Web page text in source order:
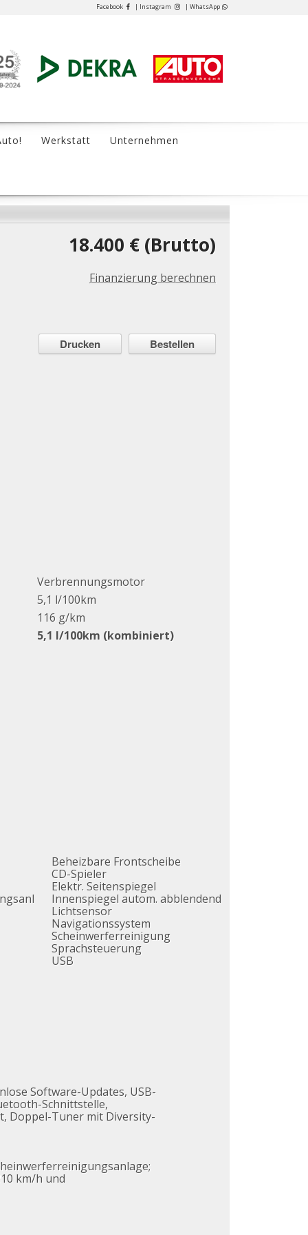
Facebook | Instagram | WhatsApp
Werkstatt Unternehmen
18.400 € (Brutto)
Finanzierung berechnen
Drucken Bestellen
Verbrennungsmotor
5,1 l/100km
116 g/km
5,1 l/100km (kombiniert)
Beheizbare Frontscheibe
CD-Spieler
Elektr. Seitenspiegel
Innenspiegel autom. abblendend
Lichtsensor
Navigationssystem
Scheinwerferreinigung
Sprachsteuerung
USB
Software-Updates, USB-
Schnittstelle,
Doppel-Tuner mit Diversity-
km/h und